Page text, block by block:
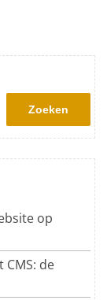
Zoeken
op
de